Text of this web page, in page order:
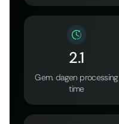
2.1
Gem. dagen processing
time